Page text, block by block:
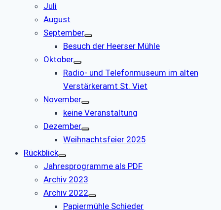
Juli
August
September
Besuch der Heerser Mühle
Oktober
Radio- und Telefonmuseum im alten
Verstärkeramt St. Viet
November
keine Veranstaltung
Dezember
Weihnachtsfeier 2025
Rückblick
Jahresprogramme als PDF
Archiv 2023
Archiv 2022
Papiermühle Schieder